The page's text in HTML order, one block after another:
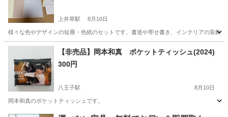
上井草駅 8月10日
様々な色やデザインの短冊・色紙のセットです。書道や寄せ書き、インテリアの装飾
東京 練馬区 上井草駅 その他
【非売品】岡本和真 ポケットティッシュ(2024)
300円
八王子駅 8月10日
岡本和真のポケットティッシュです。